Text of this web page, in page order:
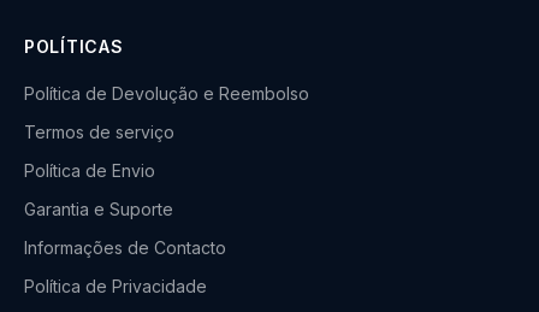
POLÍTICAS
Política de Devolução e Reembolso
Termos de serviço
Política de Envio
Garantia e Suporte
Informações de Contacto
Política de Privacidade